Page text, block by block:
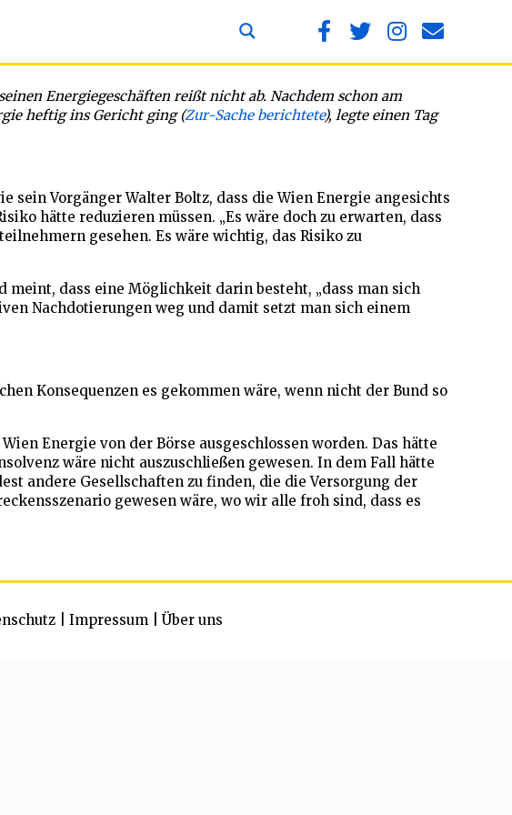
Energiegeschäften reißt nicht ab. Nachdem schon am
heftig ins Gericht ging (Zur-Sache berichtete), legte einen Tag
Vorgänger Walter Boltz, dass die Wien Energie angesichts
hätte reduzieren müssen. „Es wäre doch zu erwarten, dass
gesehen. Es wäre wichtig, das Risiko zu
dass eine Möglichkeit darin besteht, „dass man sich
Nachdotierungen weg und damit setzt man sich einem
Konsequenzen es gekommen wäre, wenn nicht der Bund so
Energie von der Börse ausgeschlossen worden. Das hätte
wäre nicht auszuschließen gewesen. In dem Fall hätte
andere Gesellschaften zu finden, die die Versorgung der
gewesen wäre, wo wir alle froh sind, dass es
Impressum Über uns